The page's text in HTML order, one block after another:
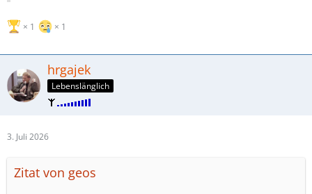
1 1
hrgajek
Lebenslänglich
3. Juli 2026
Zitat von geos